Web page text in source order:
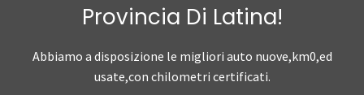
Provincia Di Latina!
Abbiamo a disposizione le migliori auto nuove,km0,ed
usate,con chilometri certificati.